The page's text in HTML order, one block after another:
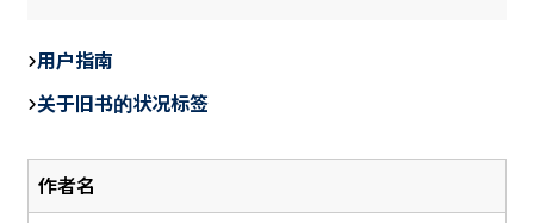
作者名
e
b
o
o
用户指南
关于旧书的状况标签